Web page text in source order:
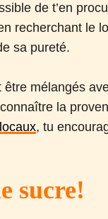
de t’en
recherchant le
sa pureté.
mélangés
la
, tu
sucre!